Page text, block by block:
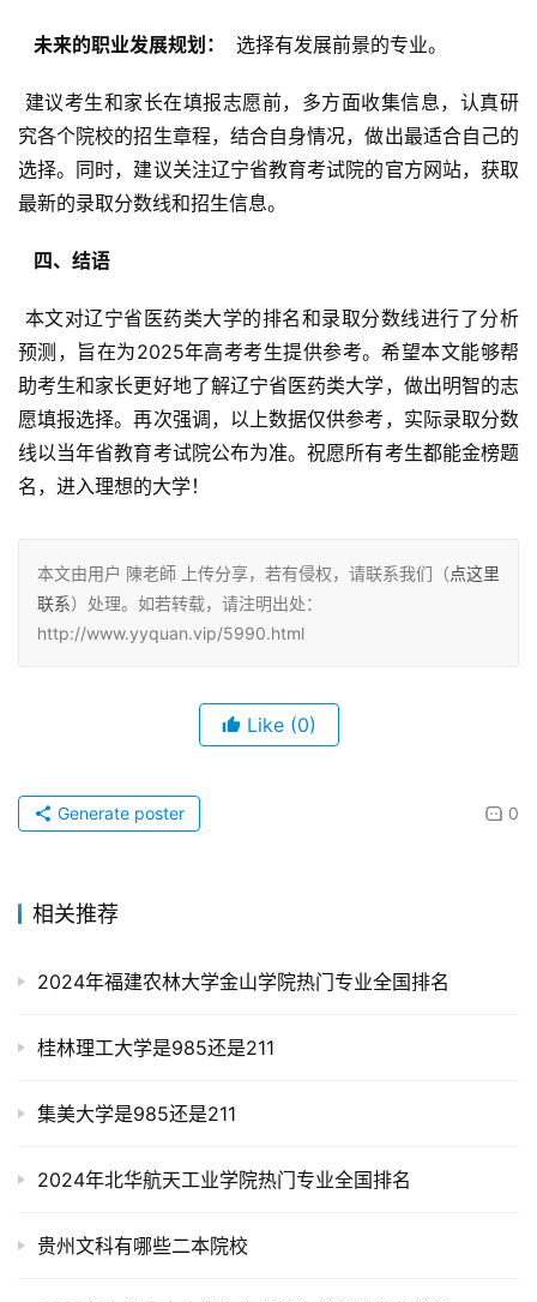
  未来的职业发展规划：
选择有发展前景的专业。
究各个院校的招生章程，结合自身情况，做出最适合自己的
选择。同时，建议关注辽宁省教育考试院的官方网站，获取
最新的录取分数线和招生信息。
  四、结语
预测，旨在为2025年高考考生提供参考。希望本文能够帮
助考生和家长更好地了解辽宁省医药类大学，做出明智的志
愿填报选择。再次强调，以上数据仅供参考，实际录取分数
线以当年省教育考试院公布为准。祝愿所有考生都能金榜题
名，进入理想的大学！
本文由用户 陳老師 上传分享，若有侵权，请联系我们（点这里
联系）处理。如若转载，请注明出处：
http://www.yyquan.vip/5990.html
Like (0)
0
Generate poster
相关推荐
2024年福建农林大学金山学院热门专业全国排名
桂林理工大学是985还是211
集美大学是985还是211
2024年北华航天工业学院热门专业全国排名
贵州文科有哪些二本院校